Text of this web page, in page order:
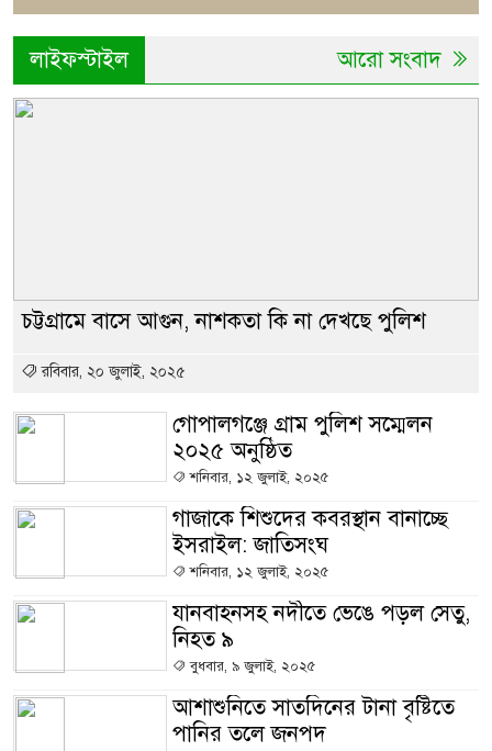
লাইফস্টাইল আরো সংবাদ
চট্টগ্রামে বাসে আগুন, নাশকতা কি না দেখছে পুলিশ
রবিবার, ২০ জুলাই, ২০২৫
গোপালগঞ্জে গ্রাম পুলিশ সম্মেলন
২০২৫ অনুষ্ঠিত
শনিবার, ১২ জুলাই, ২০২৫
গাজাকে শিশুদের কবরস্থান বানাচ্ছে
ইসরাইল: জাতিসংঘ
শনিবার, ১২ জুলাই, ২০২৫
যানবাহনসহ নদীতে ভেঙে পড়ল সেতু,
নিহত ৯
বুধবার, ৯ জুলাই, ২০২৫
আশাশুনিতে সাতদিনের টানা বৃষ্টিতে
পানির তলে জনপদ